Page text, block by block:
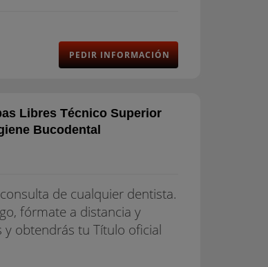
PEDIR INFORMACIÓN
Libres Técnico Superior
Bucodental
de cualquier dentista.
fórmate a distancia y
y obtendrás tu Título oficial